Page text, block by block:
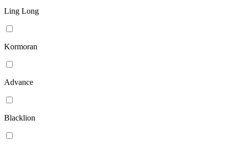
Ling Long
Kormoran
Advance
Blacklion